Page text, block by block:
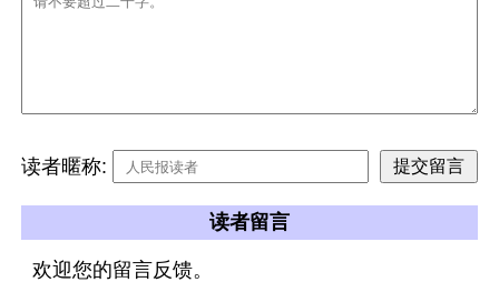
读者暱称:
读者留言
欢迎您的留言反馈。